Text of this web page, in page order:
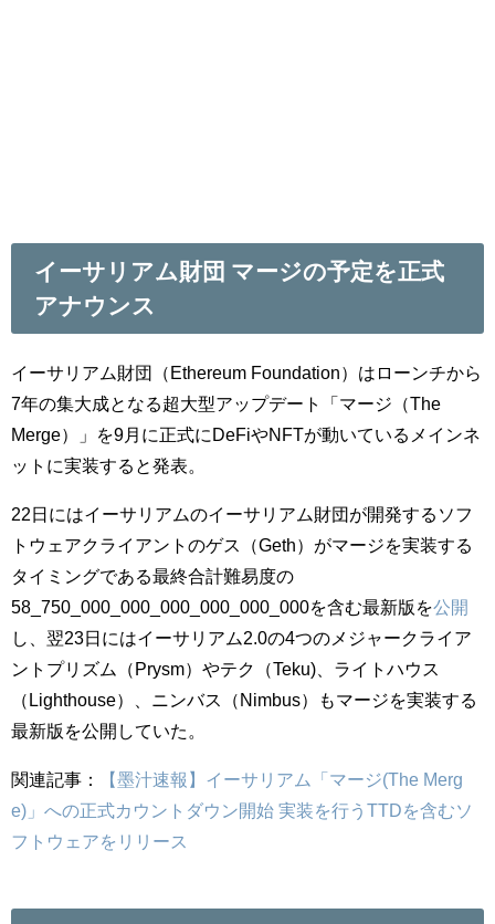
イーサリアム財団 マージの予定を正式
アナウンス
イーサリアム財団（Ethereum Foundation）はローンチから
7年の集大成となる超大型アップデート「マージ（The
Merge）」を9月に正式にDeFiやNFTが動いているメインネ
ットに実装すると発表。
22日にはイーサリアムのイーサリアム財団が開発するソフ
トウェアクライアントのゲス（Geth）がマージを実装する
タイミングである最終合計難易度の
58_750_000_000_000_000_000_000を含む最新版を公開
し、翌23日にはイーサリアム2.0の4つのメジャークライア
ントプリズム（Prysm）やテク（Teku)、ライトハウス
（Lighthouse）、ニンバス（Nimbus）もマージを実装する
最新版を公開していた。
関連記事：
【墨汁速報】イーサリアム「マージ(The Merg
e)」への正式カウントダウン開始 実装を行うTTDを含むソ
フトウェアをリリース